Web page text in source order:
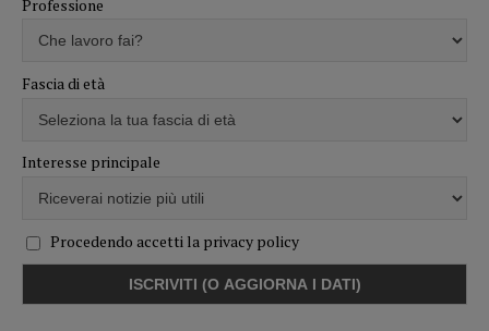
Professione
Fascia di età
Interesse principale
Procedendo accetti la privacy policy